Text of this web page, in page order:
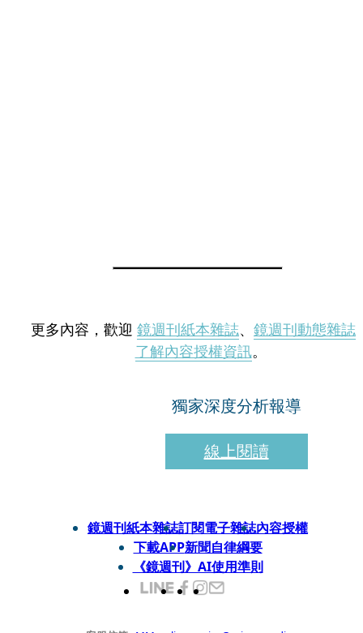
更多內容，歡迎 鏡週刊紙本雜誌、 鏡週刊動態雜誌
了解內容授權資訊。
獨家深度分析報導
線上閱讀
鏡週刊紙本雜誌訂閱電子雜誌內容授權
下載APP新聞自律綱要
《鏡週刊》AI使用準則